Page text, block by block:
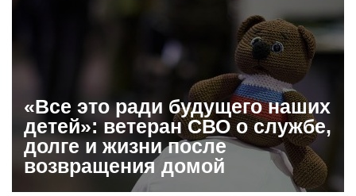
«Все это ради будущего наших
детей»: ветеран СВО о службе,
долге и жизни после
возвращения домой